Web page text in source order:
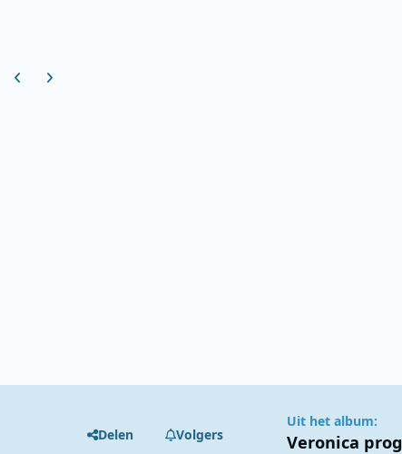
Previous carousel slide
Next carousel slide
Delen Volgers
Uit het album:
Veronica